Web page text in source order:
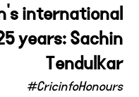
international
years: Sachin
Tendulkar
#CricinfoHonours